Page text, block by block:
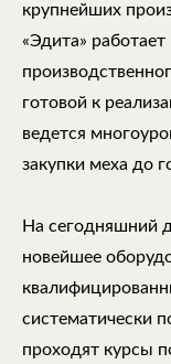
крупнейших
«Эдита»
готовой к
ведется
закупки меха до
На сегодняшний
новейшее
систематически
проходят курсы